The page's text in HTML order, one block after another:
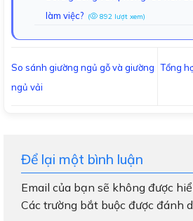
làm việc? ( 892 lượt xem)
So sánh giường ngủ gỗ và giường
ngủ vải
Tổng
Để lại một bình luận
Email của bạn sẽ không được
Các trường bắt buộc được đánh